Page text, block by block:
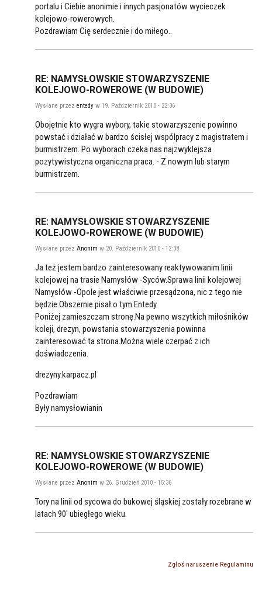
portalu i Ciebie anonimie i innych pasjonatów wycieczek
kolejowo-rowerowych.
Pozdrawiam Cię serdecznie i do miłego..
RE: NAMYSŁOWSKIE STOWARZYSZENIE
KOLEJOWO-ROWEROWE (W BUDOWIE)
Wysłane przez entedy w 19. Październik 2010 - 22:36
Obojętnie kto wygra wybory, takie stowarzyszenie powinno
powstać i działać w bardzo ścisłej wspólpracy z magistratem i
burmistrzem. Po wyborach czeka nas najzwyklejsza
pozytywistyczna organiczna praca. - Z nowym lub starym
burmistrzem.
RE: NAMYSŁOWSKIE STOWARZYSZENIE
KOLEJOWO-ROWEROWE (W BUDOWIE)
Wysłane przez Anonim w 20. Październik 2010 - 12:38
Ja też jestem bardzo zainteresowany reaktywowanim linii
kolejowej na trasie Namysłów -Syców.Sprawa linii kolejowej
Namysłów -Opole jest właściwie przesądzona, nic z tego nie
będzie.Obszernie pisał o tym Entedy.
Poniżej zamieszczam stronę.Na pewno wszytkich miłośników
koleji, drezyn, powstania stowarzyszenia powinna
zainteresować ta strona.Można wiele czerpać z ich
doświadczenia.
drezyny.karpacz.pl
Pozdrawiam
Były namysłowianin
RE: NAMYSŁOWSKIE STOWARZYSZENIE
KOLEJOWO-ROWEROWE (W BUDOWIE)
Wysłane przez Anonim w 26. Grudzień 2010 - 15:36
Tory na linii od sycowa do bukowej śląskiej zostały rozebrane w
latach 90' ubiegłego wieku.
Zgłoś naruszenie Regulaminu